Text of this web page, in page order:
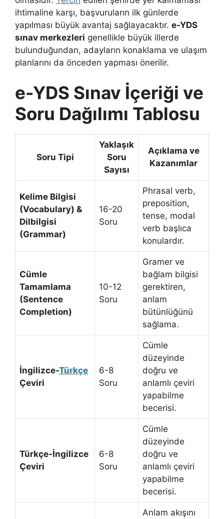
ihtimaline karşı, başvuruların ilk günlerde
yapılması büyük avantaj sağlayacaktır. e-YDS
sınav merkezleri genellikle büyük illerde
bulunduğundan, adayların konaklama ve ulaşım
planlarını da önceden yapması önerilir.
e-YDS Sınav İçeriği ve
Soru Dağılımı Tablosu
Soru Tipi
Yaklaşık
Soru
Sayısı
Açıklama ve
Kazanımlar
Kelime Bilgisi
(Vocabulary) &
Dilbilgisi
(Grammar)
16-20
Soru
Phrasal verb,
preposition,
tense, modal
verb başlıca
konulardır.
Cümle
Tamamlama
(Sentence
Completion)
10-12
Soru
Gramer ve
bağlam bilgisi
gerektiren,
anlam
bütünlüğünü
sağlama.
İngilizce-Türkçe
Çeviri
6-8
Soru
Cümle
düzeyinde
doğru ve
anlamlı çeviri
yapabilme
becerisi.
Türkçe-İngilizce
Çeviri
6-8
Soru
Cümle
düzeyinde
doğru ve
anlamlı çeviri
yapabilme
becerisi.
Anlam akışını